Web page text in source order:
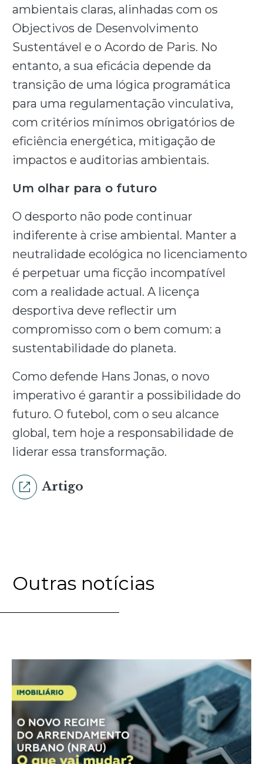
ambientais claras, alinhadas com os
Objectivos de Desenvolvimento
Sustentável e o Acordo de Paris. No
entanto, a sua eficácia depende da
transição de uma lógica programática
para uma regulamentação vinculativa,
com critérios mínimos obrigatórios de
eficiência energética, mitigação de
impactos e auditorias ambientais.
Um olhar para o futuro
O desporto não pode continuar
indiferente à crise ambiental. Manter a
neutralidade ecológica no licenciamento
é perpetuar uma ficção incompatível
com a realidade actual. A licença
desportiva deve reflectir um
compromisso com o bem comum: a
sustentabilidade do planeta.
Como defende Hans Jonas, o novo
imperativo é garantir a possibilidade do
futuro. O futebol, com o seu alcance
global, tem hoje a responsabilidade de
liderar essa transformação.
Artigo
Outras notícias